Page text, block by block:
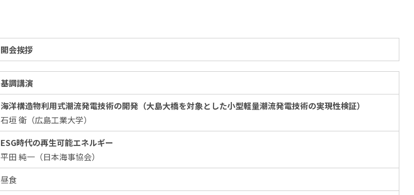
開会挨拶
基調講演
海洋構造物利用式潮流発電技術の開発（大島大橋を対象とした小型軽量潮流発電技術の実現性検証）
石垣 衛（広島工業大学）
ESG時代の再生可能エネルギー
平田 純一（日本海事協会）
昼食